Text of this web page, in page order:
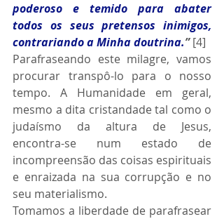
poderoso e temido para abater
todos os seus pretensos inimigos,
contrariando a Minha doutrina.” [4]
Parafraseando este milagre, vamos
procurar transpô-lo para o nosso
tempo. A Humanidade em geral,
mesmo a dita cristandade tal como o
judaísmo da altura de Jesus,
encontra-se num estado de
incompreensão das coisas espirituais
e enraizada na sua corrupção e no
seu materialismo.
Tomamos a liberdade de parafrasear